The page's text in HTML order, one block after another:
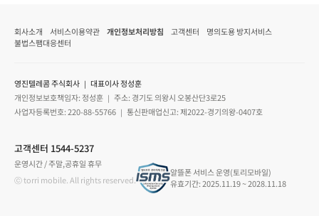
회사소개 서비스이용약관 개인정보처리방침 고객센터
명의도용 방지서비스
불법스팸대응센터
영진텔레콤 주식회사 ｜ 대표이사 정성훈
개인정보보호책임자: 정성훈 ｜ 주소: 경기도 의왕시 오봉산단3로25
사업자등록번호: 220-88-55766 ｜ 통신판매업신고: 제2022-경기의왕-0407호
고객센터 1544-5237
운영시간 / 주말,공휴일 휴무
ⓒ torri mobile. All rights reserved.
알뜰폰 서비스 운영(토리모바일)
유효기간: 2025.11.19 ~ 2028.11.18